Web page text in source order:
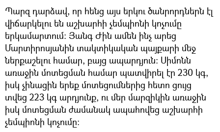
Պարզ դարձավ, որ հենց այս երկու ծանրորդներն էլ
վիճարկելու են աշխարհի չեմպիոնի կոչումը
երկամարտում: Յանգ Ժին ամեն ինչ արեց
Մարտիրոսյանին տակտիկական պայքարի մեջ
ներքաշելու համար, բայց ապարդյուն: Սիմոնն
առաջին մոտեցման համար պատվիրել էր 230 կգ,
իսկ չինացին երեք մոտեցումներից հետո ցույց
տվեց 223 կգ արդյունք, ու մեր մարզիկին առաջին
իսկ մոտեցման ժամանակ ապահովեց աշխարհի
չեմպիոնի կոչումը: